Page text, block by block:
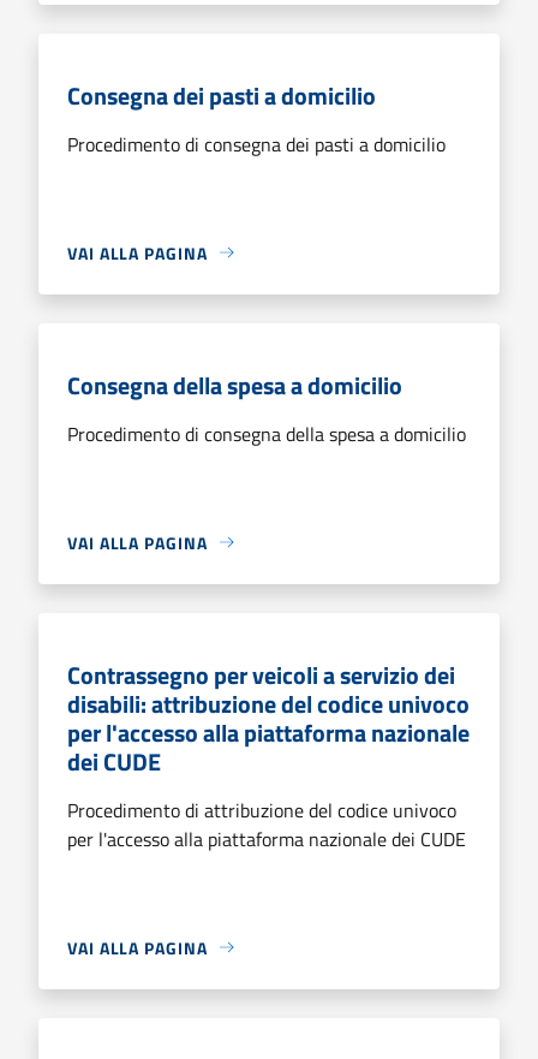
Consegna dei pasti a domicilio
Procedimento di consegna dei pasti a domicilio
VAI ALLA PAGINA
Consegna della spesa a domicilio
Procedimento di consegna della spesa a domicilio
VAI ALLA PAGINA
Contrassegno per veicoli a servizio dei
disabili: attribuzione del codice univoco
per l'accesso alla piattaforma nazionale
dei CUDE
Procedimento di attribuzione del codice univoco
per l'accesso alla piattaforma nazionale dei CUDE
VAI ALLA PAGINA